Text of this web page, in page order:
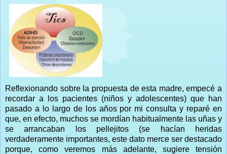
Reflexionando sobre la propuesta de esta madre, empecé a
recordar a los pacientes (niños y adolescentes) que han
pasado a lo largo de los años por mi consulta y reparé en
que, en efecto, muchos se mordían habitualmente las uñas y
se arrancaban los pellejitos (se hacían heridas
verdaderamente importantes, este dato merce ser destacado
porque, como veremos más adelante, sugiere tensión